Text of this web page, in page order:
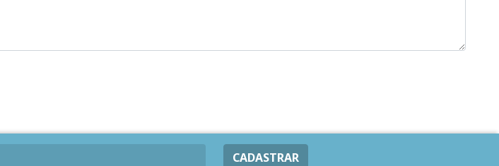
CADASTRAR